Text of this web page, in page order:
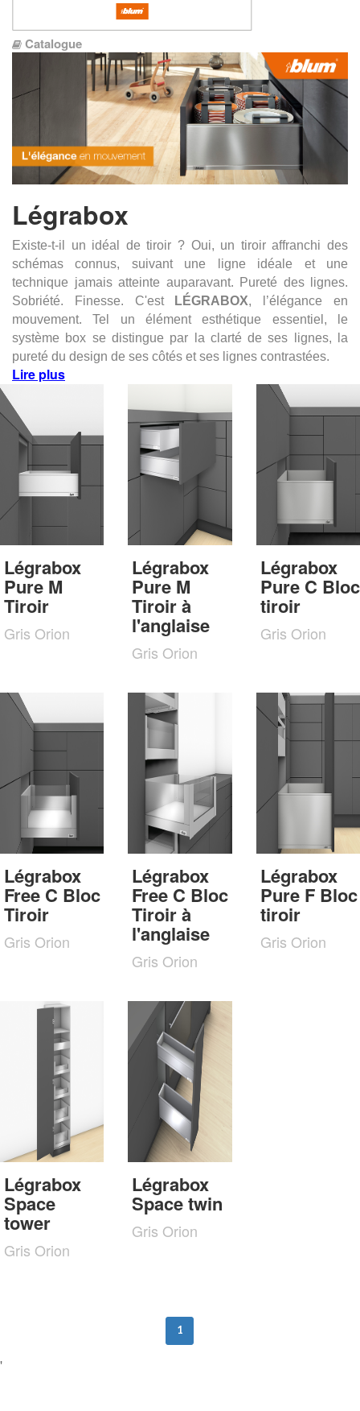
Catalogue
Légrabox
Existe-t-il un idéal de tiroir ? Oui, un tiroir affranchi des
schémas connus, suivant une ligne idéale et une
technique jamais atteinte auparavant. Pureté des lignes.
Sobriété. Finesse. C'est
LÉGRABOX, l’élégance en
mouvement. Tel un élément esthétique essentiel, le
système box se distingue par la clarté de ses lignes, la
pureté du design de ses côtés et ses lignes contrastées.
Lire plus
Légrabox
Pure M
Tiroir
Gris Orion
Légrabox
Pure M
Tiroir à
l'anglaise
Gris Orion
Légrabox
Pure C Bloc
tiroir
Gris Orion
Légrabox
Free C Bloc
Tiroir
Gris Orion
Légrabox
Free C Bloc
Tiroir à
l'anglaise
Gris Orion
Légrabox
Pure F Bloc
tiroir
Gris Orion
Légrabox
Space
tower
Gris Orion
Légrabox
Space twin
Gris Orion
1
'